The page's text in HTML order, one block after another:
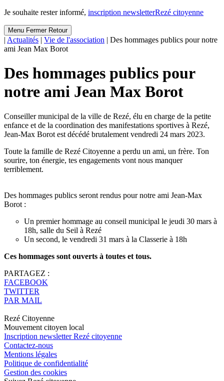
Je souhaite rester informé, inscription newsletterRezé citoyenne
Menu Fermer Retour
| Actualités | Vie de l'association | Des hommages publics pour notre
ami Jean Max Borot
Des hommages publics pour
notre ami Jean Max Borot
Conseiller municipal de la ville de Rezé, élu en charge de la petite
enfance et de la coordination des manifestations sportives à Rezé,
Jean-Max Borot est décédé brutalement vendredi 24 mars 2023.
Toute la famille de Rezé Citoyenne a perdu un ami, un frère. Ton
sourire, ton énergie, tes engagements vont nous manquer
terriblement.
Des hommages publics seront rendus pour notre ami Jean-Max
Borot :
Un premier hommage au conseil municipal le jeudi 30 mars à
18h, salle du Seil à Rezé
Un second, le vendredi 31 mars à la Classerie à 18h
Ces hommages sont ouverts à toutes et tous.
PARTAGEZ :
FACEBOOK
TWITTER
PAR MAIL
Rezé Citoyenne
Mouvement citoyen local
Inscription newsletter Rezé citoyenne
Contactez-nous
Mentions légales
Politique de confidentialité
Gestion des cookies